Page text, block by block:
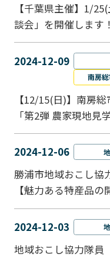
【千葉県主催】1/
談会」を開催します
2024-12-09
南房
【12/15(日)】南房
「第2弾 農家現地見
2024-12-06
勝浦市地域おこし協
【魅力ある特産品の
2024-12-03
地域おこし協力隊員